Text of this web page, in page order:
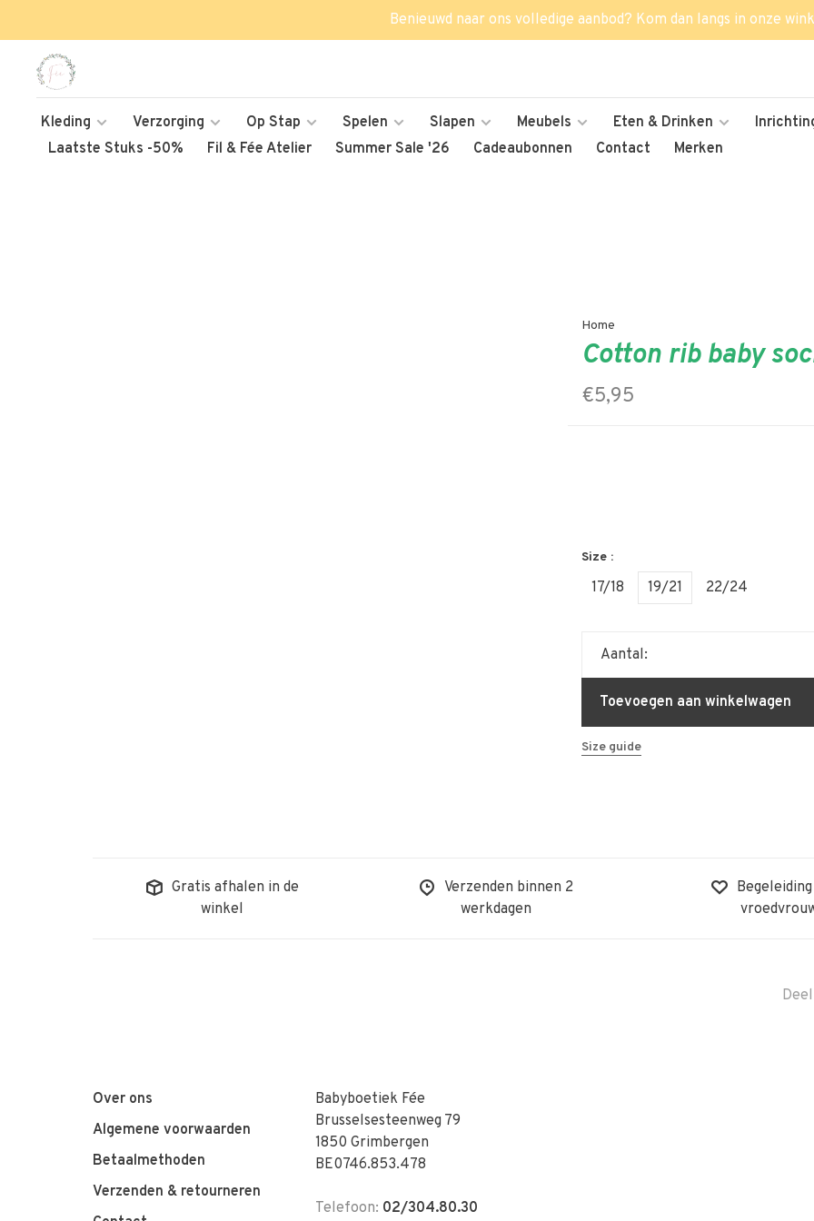
Benieuwd naar ons volledige aanbod? Kom dan langs in onze
Kleding Verzorging Op Stap Spelen Slapen Meubels Eten & Drinken
Laatste Stuks -50%
Fil & Fée Atelier Summer Sale '26 Cadeaubonnen Contact Merken
Home
Cotton rib baby
€5,95
Size :
17/18 19/21 22/24
Aantal:
Toevoegen aan winkelwagen
Size guide
Gratis afhalen in de
winkel
Verzenden binnen 2
werkdagen
Over ons
Algemene voorwaarden
Betaalmethoden
Verzenden & retourneren
Babyboetiek Fée
Brusselsesteenweg 79
1850 Grimbergen
BE0746.853.478
Telefoon: 02/304.80.30